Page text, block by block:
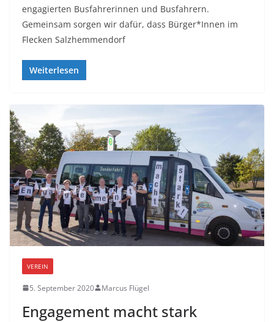
engagierten Busfahrerinnen und Busfahrern.
Gemeinsam sorgen wir dafür, dass Bürger*Innen im
Flecken Salzhemmendorf
Weiterlesen
VEREIN
5. September 2020 Marcus Flügel
Engagement macht stark